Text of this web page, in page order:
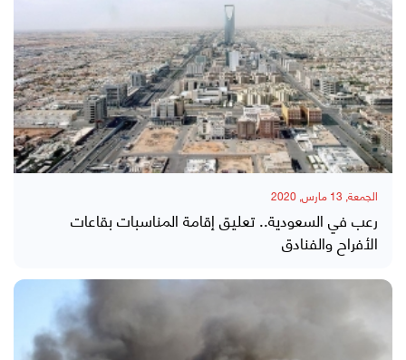
الجمعة, 13 مارس, 2020
رعب في السعودية.. تعليق إقامة المناسبات بقاعات
الأفراح والفنادق